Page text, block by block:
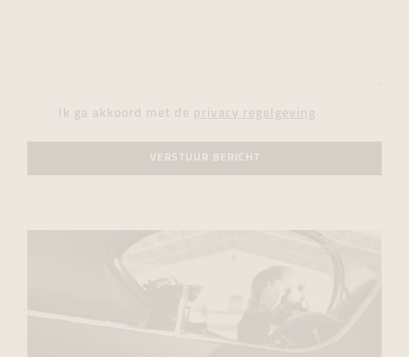
Ik ga akkoord met de privacy regelgeving
VERSTUUR BERICHT